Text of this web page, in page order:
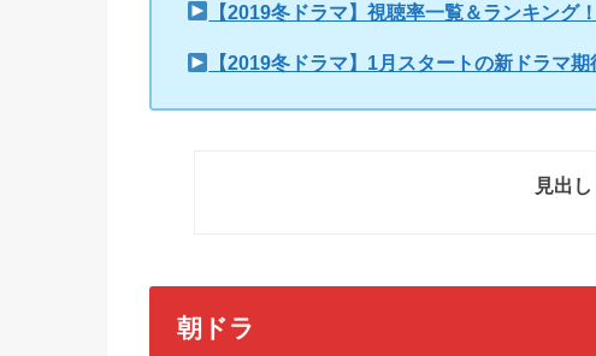
【2019冬ドラマ】視聴率一覧＆ランキング！
【2019冬ドラマ】1月スタートの新ドラマ
見出し
朝ドラ